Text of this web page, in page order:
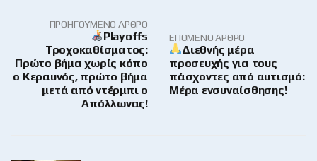
ΠΡΟΗΓΟΎΜΕΝΟ ΆΡΘΡΟ
Ρlayoffs
Τροχοκαθίσματος:
Πρώτο βήμα χωρίς κόπο
ο Κεραυνός, πρώτο βήμα
μετά από ντέρμπι ο
Απόλλωνας!
ΕΠΌΜΕΝΟ ΆΡΘΡΟ
Διεθνής μέρα
προσευχής για τους
πάσχοντες από αυτισμό:
Μέρα ενσυναίσθησης!